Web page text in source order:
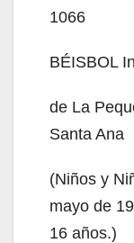
1066
BÉISBOL
de La
Santa Ana
(Niños y
mayo de
16 años.)